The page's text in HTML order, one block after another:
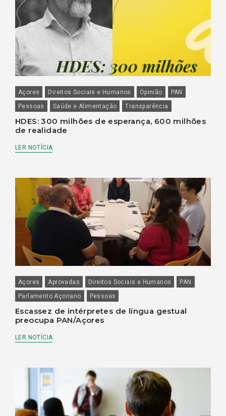
Açores Direitos Sociais e Humanos Opinião
PAN
Pessoas
Saúde e Alimentação Transparência
HDES: 300 milhões de esperança, 600 milhões
de realidade
LER NOTÍCIA
Açores Aprovadas Direitos Sociais e Humanos
PAN
Parlamento Açoriano
Pessoas
Escassez de intérpretes de língua gestual
preocupa PAN/Açores
LER NOTÍCIA